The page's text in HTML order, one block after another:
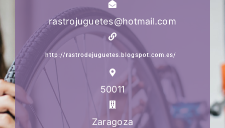
rastrojuguetes@hotmail.com
http://rastrodejuguetes.blogspot.com.es/
50011
Zaragoza